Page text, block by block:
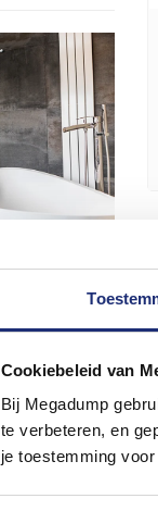
Cookiebeleid van
Bij Megadump
te verbeteren, en
je toestemming